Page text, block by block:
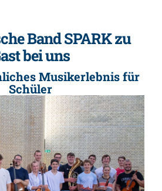
Band SPARK zu
bei uns
Musikerlebnis für
Schüler